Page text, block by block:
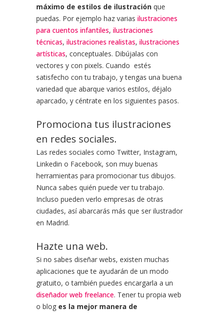
máximo de estilos de ilustración que
puedas. Por ejemplo haz varias ilustraciones
para cuentos infantiles, ilustraciones
técnicas, ilustraciones realistas, ilustraciones
artísticas, conceptuales. Dibújalas con
vectores y con pixels. Cuando estés
satisfecho con tu trabajo, y tengas una buena
variedad que abarque varios estilos, déjalo
aparcado, y céntrate en los siguientes pasos.
Promociona tus ilustraciones
en redes sociales.
Las redes sociales como Twitter, Instagram,
Linkedin o Facebook, son muy buenas
herramientas para promocionar tus dibujos.
Nunca sabes quién puede ver tu trabajo.
Incluso pueden verlo empresas de otras
ciudades, así abarcarás más que ser ilustrador
en Madrid.
Hazte una web.
Si no sabes diseñar webs, existen muchas
aplicaciones que te ayudarán de un modo
gratuito, o también puedes encargarla a un
diseñador web freelance. Tener tu propia web
o blog es la mejor manera de